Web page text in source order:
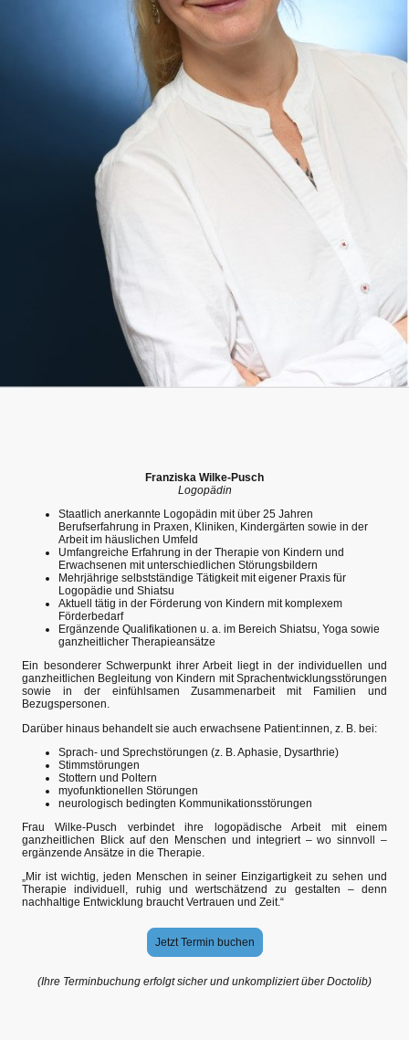
Franziska Wilke-Pusch
Logopädin
Staatlich anerkannte Logopädin mit über 25 Jahren
Berufserfahrung in Praxen, Kliniken, Kindergärten sowie in der
Arbeit im häuslichen Umfeld
Umfangreiche Erfahrung in der Therapie von Kindern und
Erwachsenen mit unterschiedlichen Störungsbildern
Mehrjährige selbstständige Tätigkeit mit eigener Praxis für
Logopädie und Shiatsu
Aktuell tätig in der Förderung von Kindern mit komplexem
Förderbedarf
Ergänzende Qualifikationen u. a. im Bereich Shiatsu, Yoga sowie
ganzheitlicher Therapieansätze
Ein besonderer Schwerpunkt ihrer Arbeit liegt in der individuellen und
ganzheitlichen Begleitung von Kindern mit Sprachentwicklungsstörungen
sowie in der einfühlsamen Zusammenarbeit mit Familien und
Bezugspersonen.
Darüber hinaus behandelt sie auch erwachsene Patient:innen, z. B. bei:
Sprach- und Sprechstörungen (z. B. Aphasie, Dysarthrie)
Stimmstörungen
Stottern und Poltern
myofunktionellen Störungen
neurologisch bedingten Kommunikationsstörungen
Frau Wilke-Pusch verbindet ihre logopädische Arbeit mit einem
ganzheitlichen Blick auf den Menschen und integriert – wo sinnvoll –
ergänzende Ansätze in die Therapie.
„Mir ist wichtig, jeden Menschen in seiner Einzigartigkeit zu sehen und
Therapie individuell, ruhig und wertschätzend zu gestalten – denn
nachhaltige Entwicklung braucht Vertrauen und Zeit.“
Jetzt Termin buchen
(Ihre Terminbuchung erfolgt sicher und unkompliziert über Doctolib)